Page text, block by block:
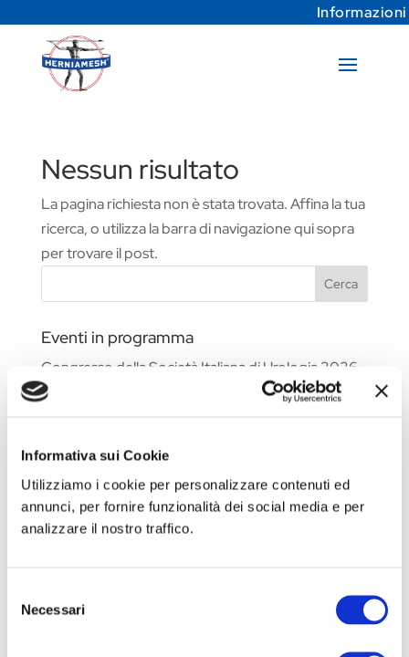
Informativa sui Cookie
Utilizziamo i cookie per personalizzare contenuti ed
annunci, per fornire funzionalità dei social media e per
analizzare il nostro traffico.
delNecessari
Informazioni
Nessun risultato
La pagina richiesta non è stata trovata. Affina la tua
ricerca, o utilizza la barra di navigazione qui sopra
per trovare il post.
Cerca
Eventi in programma
Congresso della Società Italiana di Urologia 2026
Fiera Commerciale WHX Dubai 2026
– STEP I
CORSO DI FORMAZIONE: SCUOLA SIC-ISHAWS
– STEP II